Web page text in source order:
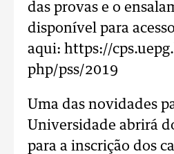
das provas e o
disponível para acesso
aqui: https://
php/pss/2019
Uma das novidades
Universidade abrirá
para a inscrição dos